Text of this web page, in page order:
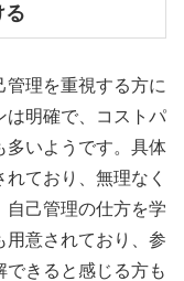
る
管理を重視する方に
は明確で、コストパ
多いようです。具体
ており、無理なく
自己管理の仕方を学
用意されており、参
できると感じる方も